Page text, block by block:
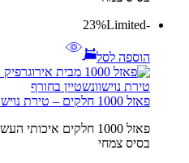
-23%
Limited
הוספה לסל
פאזל 1000 חלקים – טירת נוישוונשטיין בחורף
פאזל 1000 חלקים
בסיס צמחי